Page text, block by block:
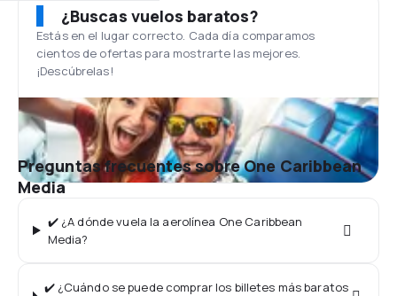
¿Buscas vuelos baratos?
Estás en el lugar correcto. Cada día comparamos
cientos de ofertas para mostrarte las mejores.
¡Descúbrelas!
Preguntas frecuentes sobre One Caribbean
Media
✔️ ¿A dónde vuela la aerolínea One Caribbean
Media?
✔️ ¿Cuándo se puede comprar los billetes más baratos